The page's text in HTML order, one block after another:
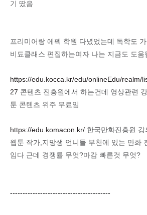
기 땄음
프리미어랑 에펙 학원 다녔었는데 독학도
비됴클래스 편집하는여자 나는 지금도 도움
https://edu.kocca.kr/edu/onlineEdu/realm/
27 콘텐츠 진흥원에서 하는건데 영상관련
툰 콘텐츠 위주 무료임
https://edu.komacon.kr/ 한국만화진흥원 강
웹툰 작가,지망생 언니들 부천에 있는 만화
임다 근데 경쟁률 무엇?마감 빠른것 무엇?
----------------------------------------